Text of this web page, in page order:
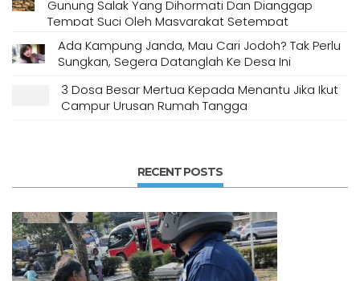
Gunung Salak Yang Dihormati Dan Dianggap
Tempat Suci Oleh Masyarakat Setempat
Ada Kampung Janda, Mau Cari Jodoh? Tak Perlu
Sungkan, Segera Datanglah Ke Desa Ini
3 Dosa Besar Mertua Kepada Menantu Jika Ikut
Campur Urusan Rumah Tangga
RECENT POSTS